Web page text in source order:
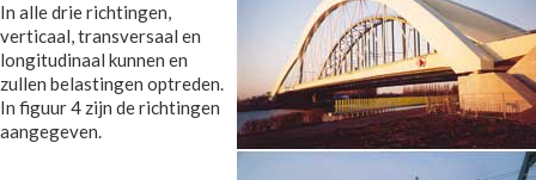
In alle drie richtingen,
verticaal, transversaal en
longitudinaal kunnen en
zullen belastingen optreden.
In figuur 4 zijn de richtingen
aangegeven.